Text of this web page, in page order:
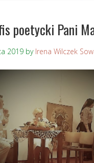
poetycki Pani
2019 by Irena Wilczek